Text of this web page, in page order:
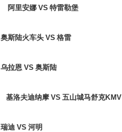
阿里安娜 VS 特雷勒堡
奥斯陆火车头 VS 格雷
乌拉恩 VS 奥斯陆
基洛夫迪纳摩 VS 五山城马舒克KMV
瑞迪 VS 河明